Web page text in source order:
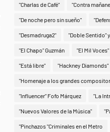
"Charlas de Café" "Contra
"De noche pero sin sueño"
"Desmadruga2" "Doble Sentido"
"El Chapo" Guzmán "El Mil Voces"
"Está libre" "Hackney Diamonds"
"Homenaje a los grandes
"Influencer" Fofo Márquez "La
"Nuevos Valores de la Música"
"Pinchazos "Criminales en el Metro